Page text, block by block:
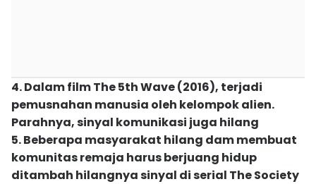
4. Dalam film The 5th Wave (2016), terjadi
pemusnahan manusia oleh kelompok alien.
Parahnya, sinyal komunikasi juga hilang
5. Beberapa masyarakat hilang dam membuat
komunitas remaja harus berjuang hidup
ditambah hilangnya sinyal di serial The Society